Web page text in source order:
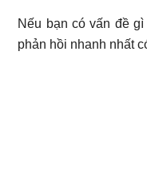
Nếu bạn có vấn đề
phản hồi nhanh nhất